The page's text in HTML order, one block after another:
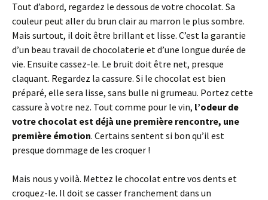
Tout d’abord, regardez le dessous de votre chocolat. Sa
couleur peut aller du brun clair au marron le plus sombre.
Mais surtout, il doit être brillant et lisse. C’est la garantie
d’un beau travail de chocolaterie et d’une longue durée de
vie. Ensuite cassez-le. Le bruit doit être net, presque
claquant. Regardez la cassure. Si le chocolat est bien
préparé, elle sera lisse, sans bulle ni grumeau. Portez cette
cassure à votre nez. Tout comme pour le vin, l’odeur de
votre chocolat est déjà une première rencontre, une
première émotion. Certains sentent si bon qu’il est
presque dommage de les croquer !
Mais nous y voilà. Mettez le chocolat entre vos dents et
croquez-le. Il doit se casser franchement dans un